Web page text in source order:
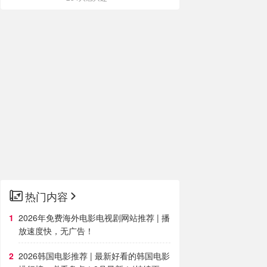
热门内容
2026年免费海外电影电视剧网站推荐 | 播
放速度快，无广告！
2026韩国电影推荐 | 最新好看的韩国电影